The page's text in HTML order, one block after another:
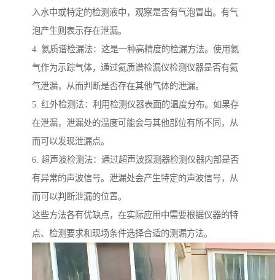
入水中或特定的检测液中，观察是否有气泡冒出。有气
泡产生则表示存在泄漏。
4. 氦质谱检漏法：这是一种高精度的检漏方法。使用氦
气作为示踪气体，通过氦质谱检漏仪检测仪器是否有氦
气泄漏，从而判断是否存在其他气体的泄漏。
5. 红外检测法：利用检测仪器表面的温度分布。如果存
在泄漏，泄漏处的温度可能会与其他部位有所不同，从
而可以发现泄漏点。
6. 超声波检测法：通过超声波探测器检测仪器内部是否
有异常的声波信号。泄漏处会产生特定的声波信号，从
而可以判断泄漏的位置。
这些方法各有优缺点，在实际应用中需要根据仪器的特
点、检测要求和现场条件选择合适的测漏方法。